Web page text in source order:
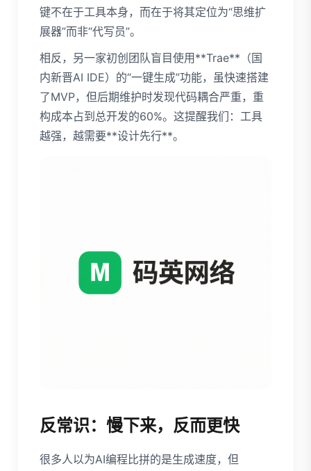
键不在于工具本身，而在于将其定位为“思维扩
展器”而非“代写员”。
相反，另一家初创团队盲目使用**Trae**（国
内新晋AI IDE）的“一键生成”功能，虽快速搭建
了MVP，但后期维护时发现代码耦合严重，重
构成本占到总开发的60%。这提醒我们：工具
越强，越需要**设计先行**。
反常识：慢下来，反而更快
很多人以为AI编程比拼的是生成速度，但